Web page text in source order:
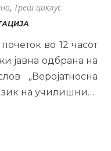
, Трет циклус
во 12 часот
јавна одбрана на
„Веројатносна
на училишни…